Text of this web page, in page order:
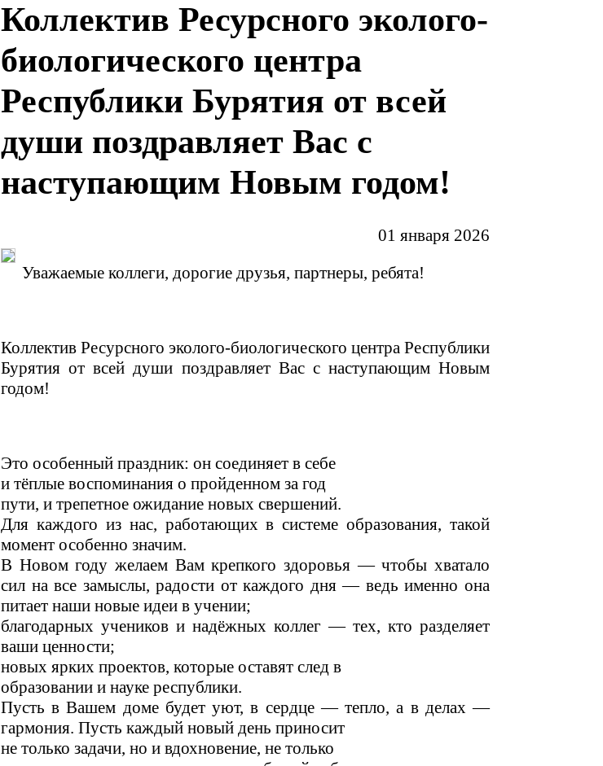
Коллектив Ресурсного эколого-
биологического центра
Республики Бурятия от всей
души поздравляет Вас с
наступающим Новым годом!
01 января 2026
Уважаемые коллеги, дорогие друзья, партнеры, ребята!
Коллектив Ресурсного эколого-биологического центра Республики
Бурятия от всей души поздравляет Вас с наступающим Новым
годом!
Это особенный праздник: он соединяет в себе
и тёплые воспоминания о пройденном за год
пути, и трепетное ожидание новых свершений.
Для каждого из нас, работающих в системе образования, такой
момент особенно значим.
В Новом году желаем Вам крепкого здоровья — чтобы хватало
сил на все замыслы, радости от каждого дня — ведь именно она
питает наши новые идеи в учении;
благодарных учеников и надёжных коллег — тех, кто разделяет
ваши ценности;
новых ярких проектов, которые оставят след в
образовании и науке республики.
Пусть в Вашем доме будет уют, в сердце — тепло, а в делах —
гармония. Пусть каждый новый день приносит
не только задачи, но и вдохновение, не только